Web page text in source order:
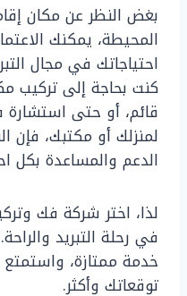
بغض النظر عن مكان
المحيطة، يمكنك
احتياجاتك في مجال
كنت بحاجة إلى تركيب
قائم، أو حتى استشارة
لمنزلك أو مكتبك، فإن
الدعم والمساعدة بكل
لذا، اختر شركة فك
في رحلة التبريد
خدمة ممتازة، واستمتع
توقعاتك وأكثر.